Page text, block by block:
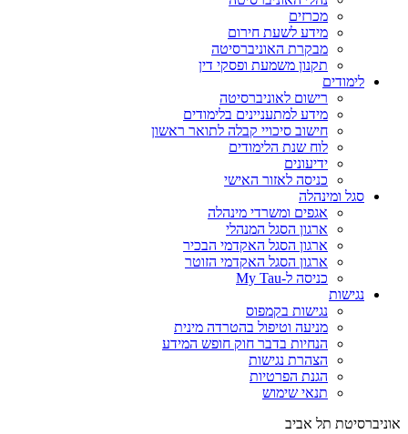
מכרזים
מידע לשעת חירום
מבקרת האוניברסיטה
תקנון משמעת ופסקי דין
לימודים
רישום לאוניברסיטה
מידע למתעניינים בלימודים
חישוב סיכויי קבלה לתואר ראשון
לוח שנת הלימודים
ידיעונים
כניסה לאזור האישי
סגל ומינהלה
אגפים ומשרדי מינהלה
ארגון הסגל המנהלי
ארגון הסגל האקדמי הבכיר
ארגון הסגל האקדמי הזוטר
כניסה ל-My Tau
נגישות
נגישות בקמפוס
מניעה וטיפול בהטרדה מינית
הנחיות בדבר חוק חופש המידע
הצהרת נגישות
הגנת הפרטיות
תנאי שימוש
אוניברסיטת תל אביב